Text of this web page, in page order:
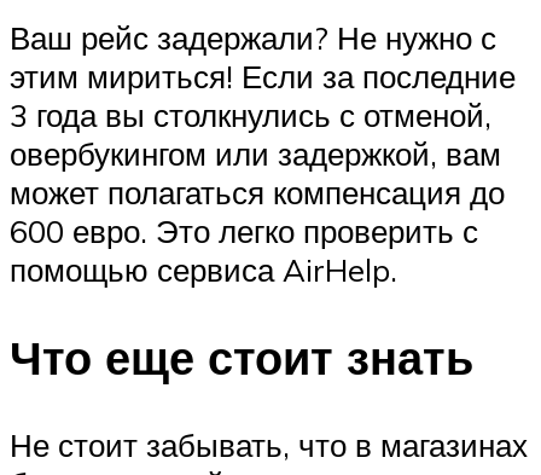
Ваш рейс задержали? Не нужно с
этим мириться! Если за последние
3 года вы столкнулись с отменой,
овербукингом или задержкой, вам
может полагаться компенсация до
600 евро. Это легко проверить с
помощью сервиса AirHelp.
Что еще стоит знать
Не стоит забывать, что в магазинах